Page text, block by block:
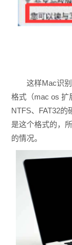
这样Mac识
格式（mac os 扩
NTFS、FAT32的
是这个格式的，
的情况。